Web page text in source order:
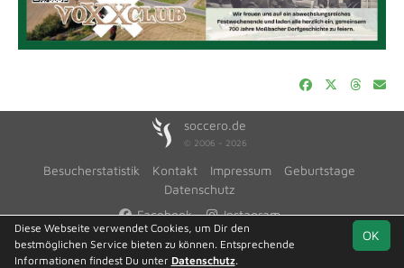
soccero.de
© 2006 - 2026
Besucherstatistik Kontakt Impressum
Geburtstage
Datenschutz
Facebook
Instagram
OK
Diese Webseite verwendet Cookies, um Dir den
bestmöglichen Service bieten zu können. Entsprechende
Informationen findest Du unter Datenschutz.